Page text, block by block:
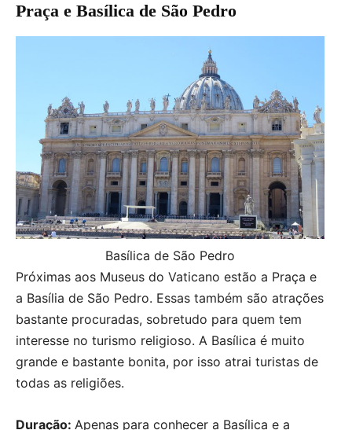
Praça e Basílica de São Pedro
Basílica de São Pedro
Próximas aos Museus do Vaticano estão a Praça e
a Basília de São Pedro. Essas também são atrações
bastante procuradas, sobretudo para quem tem
interesse no turismo religioso. A Basílica é muito
grande e bastante bonita, por isso atrai turistas de
todas as religiões.
Duração: Apenas para conhecer a Basílica e a